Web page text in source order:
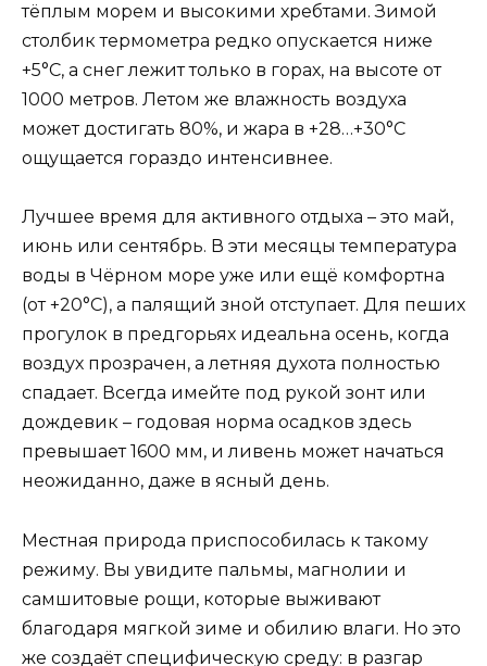
тёплым морем и высокими хребтами. Зимой
столбик термометра редко опускается ниже
+5°C, а снег лежит только в горах, на высоте от
1000 метров. Летом же влажность воздуха
может достигать 80%, и жара в +28…+30°C
ощущается гораздо интенсивнее.
Лучшее время для активного отдыха – это май,
июнь или сентябрь. В эти месяцы температура
воды в Чёрном море уже или ещё комфортна
(от +20°C), а палящий зной отступает. Для пеших
прогулок в предгорьях идеальна осень, когда
воздух прозрачен, а летняя духота полностью
спадает. Всегда имейте под рукой зонт или
дождевик – годовая норма осадков здесь
превышает 1600 мм, и ливень может начаться
неожиданно, даже в ясный день.
Местная природа приспособилась к такому
режиму. Вы увидите пальмы, магнолии и
самшитовые рощи, которые выживают
благодаря мягкой зиме и обилию влаги. Но это
же создаёт специфическую среду: в разгар